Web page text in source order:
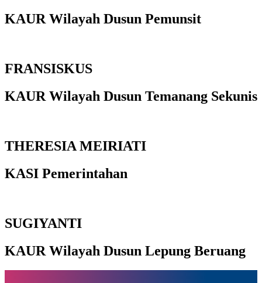
KAUR Wilayah Dusun Pemunsit
FRANSISKUS
KAUR Wilayah Dusun Temanang Sekunis
THERESIA MEIRIATI
KASI Pemerintahan
SUGIYANTI
KAUR Wilayah Dusun Lepung Beruang